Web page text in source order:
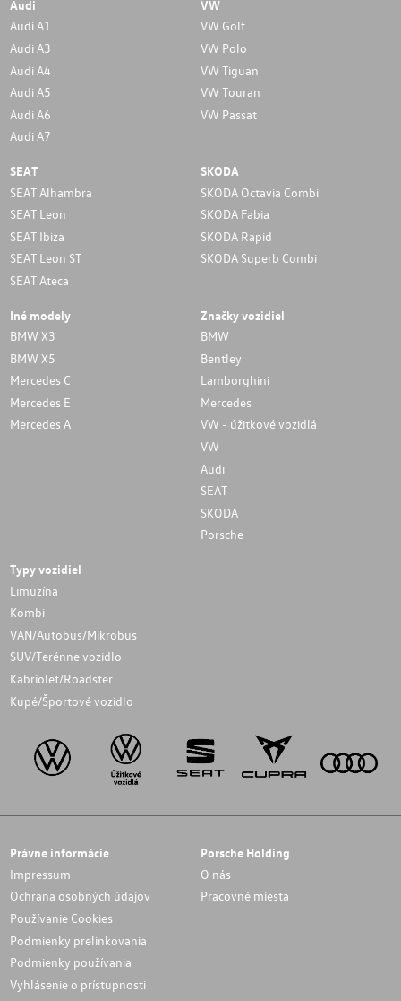
Audi
Audi A1
Audi A3
Audi A4
Audi A5
Audi A6
Audi A7
VW
VW Golf
VW Polo
VW Tiguan
VW Touran
VW Passat
SEAT
SEAT Alhambra
SEAT Leon
SEAT Ibiza
SEAT Leon ST
SEAT Ateca
SKODA
SKODA Octavia Combi
SKODA Fabia
SKODA Rapid
SKODA Superb Combi
Iné modely
BMW X3
BMW X5
Mercedes C
Mercedes E
Mercedes A
Značky vozidiel
BMW
Bentley
Lamborghini
Mercedes
VW - úžitkové vozidlá
VW
Audi
SEAT
SKODA
Porsche
Typy vozidiel
Limuzína
Kombi
VAN/Autobus/Mikrobus
SUV/Terénne vozidlo
Kabriolet/Roadster
Kupé/Športové vozidlo
Právne informácie
Impressum
Ochrana osobných údajov
Používanie Cookies
Podmienky prelinkovania
Podmienky používania
Vyhlásenie o prístupnosti
Porsche Holding
O nás
Pracovné miesta